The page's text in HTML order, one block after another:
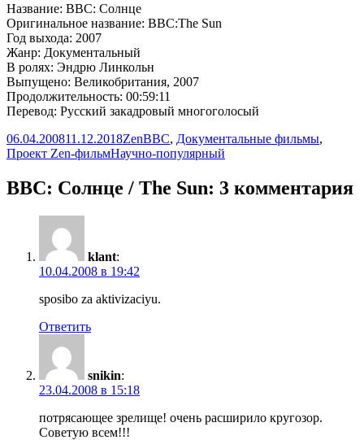
Название: BBC: Солнце
Оригинальное название: BBC:The Sun
Год выхода: 2007
Жанр: Документальный
В ролях: Эндрю Линкольн
Выпущено: Великобритания, 2007
Продолжительность: 00:59:11
Перевод: Русский закадровый многоголосый
Опубликовано
06.04.200811.12.2018Автор
ZenРубрики
BBC, Документальные фильмы,
Проект Zen-фильмМетки
Научно-популярный
BBC: Солнце / The Sun: 3 комментария
klant:
10.04.2008 в 19:42
sposibo za aktivizaciyu.
Ответить
snikin:
23.04.2008 в 15:18
потрясающее зрелище! очень расширило кругозор.
Советую всем!!!